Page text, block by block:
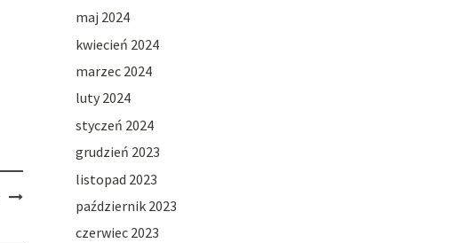
maj 2024
kwiecień 2024
marzec 2024
luty 2024
styczeń 2024
grudzień 2023
listopad 2023
październik 2023
czerwiec 2023